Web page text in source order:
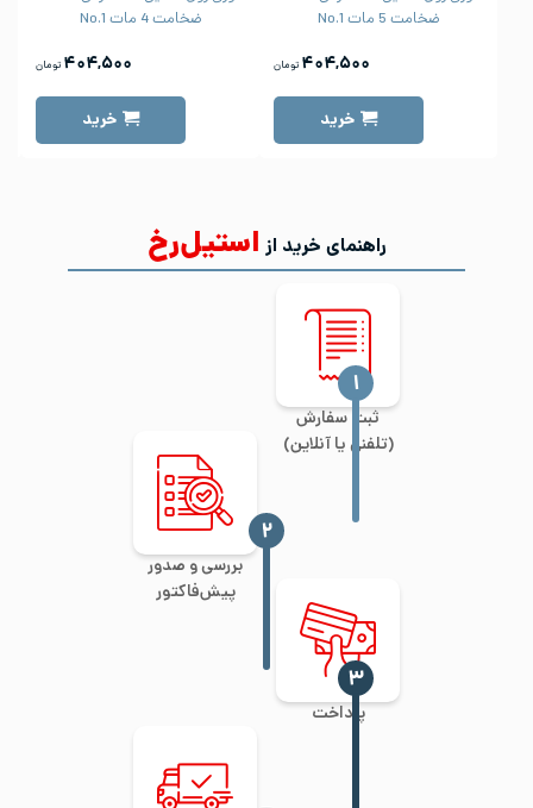
ضخامت 5 مات No.1
۴۰۴,۵۰۰ تومان
خرید
ضخامت 4 مات No.1
۴۰۴,۵۰۰ تومان
خرید
راهنمای خرید از استیل‌رخ
ثبت سفارش
(تلفنی یا آنلاین)
‍۱
بررسی و صدور
پیش‌فاکتور
‍۲
پرداخت
‍۳